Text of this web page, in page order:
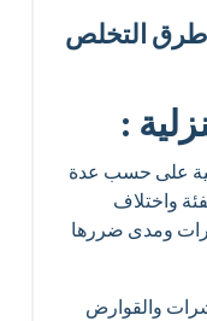
التخلص
:
على حسب عدة
واختلاف
ومدى ضررها
والقوارض